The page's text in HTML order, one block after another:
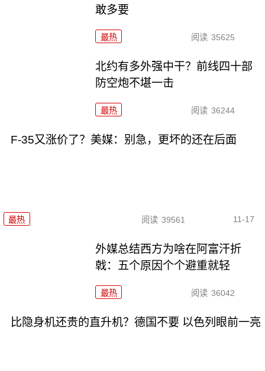
敢多要
最热 阅读 35625
北约有多外强中干？前线四十部
防空炮不堪一击
最热 阅读 36244
F-35又涨价了？美媒：别急，更坏的还在后面
最热 阅读 39561 11-17
外媒总结西方为啥在阿富汗折
戟：五个原因个个避重就轻
最热 阅读 36042
比隐身机还贵的直升机？德国不要 以色列眼前一亮